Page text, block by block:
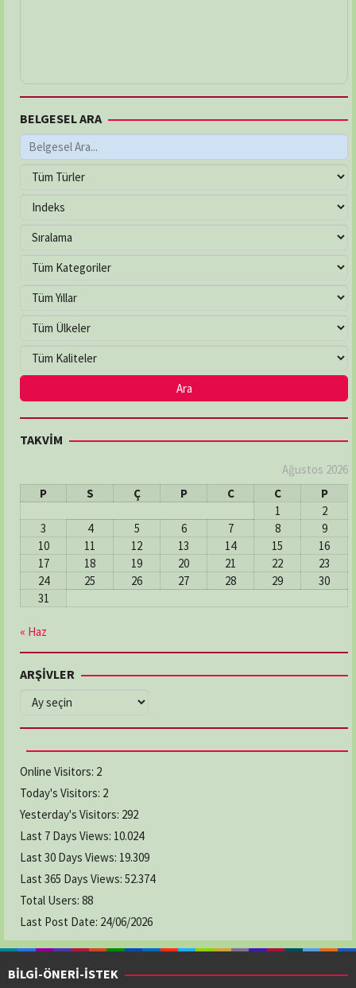
BELGESEL ARA
TAKVİM
Ağustos 2026
P
S Ç P C C
P
1
2
3
4 5 6 7 8
9
10
11 12 13 14 15
16
17
18 19 20 21 22
23
24
25 26 27 28 29
30
31
« Haz
ARŞİVLER
ARŞİVLER
Online Visitors: 2
Today's Visitors: 2
Yesterday's Visitors: 292
Last 7 Days Views: 10.024
Last 30 Days Views: 19.309
Last 365 Days Views: 52.374
Total Users: 88
Last Post Date: 24/06/2026
BİLGİ-ÖNERİ-İSTEK